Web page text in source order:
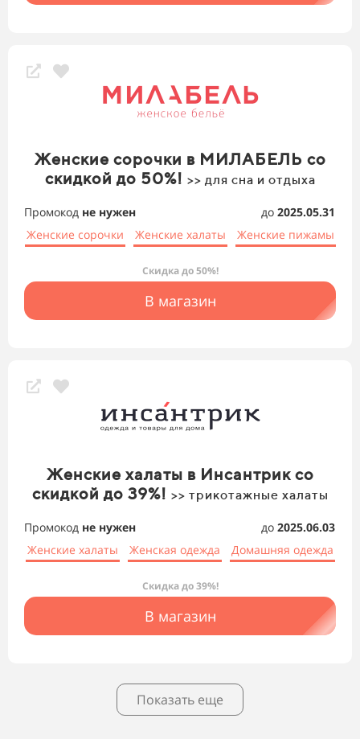
Женские сорочки в МИЛАБЕЛЬ со
скидкой до 50%! >> для сна и отдыха
Промокод не нужен до 2025.05.31
Женские сорочки
Женские халаты Женские пижамы
Скидка до 50%!
В магазин
Женские халаты в Инсантрик со
скидкой до 39%! >> трикотажные халаты
Промокод не нужен до 2025.06.03
Женские халаты
Женская одежда Домашняя одежда
Скидка до 39%!
В магазин
Показать еще